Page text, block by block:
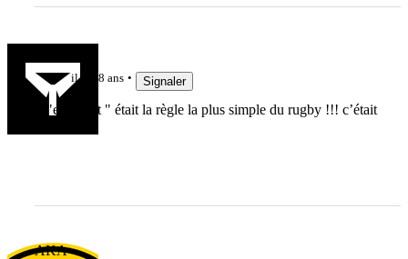
il y a 8 ans Signaler
L'"en avant " était la règle la plus simple du rugby !!! c’était
AKA